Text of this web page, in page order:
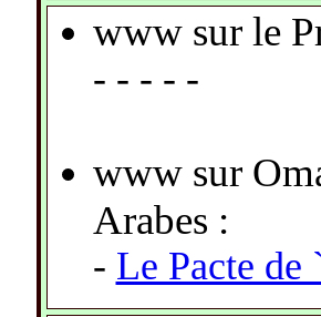
www sur le
- - - - -
www sur
Arabes :
- Le Pacte de